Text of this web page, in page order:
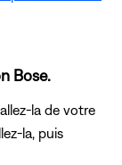
Bose.
la de votre
la, puis